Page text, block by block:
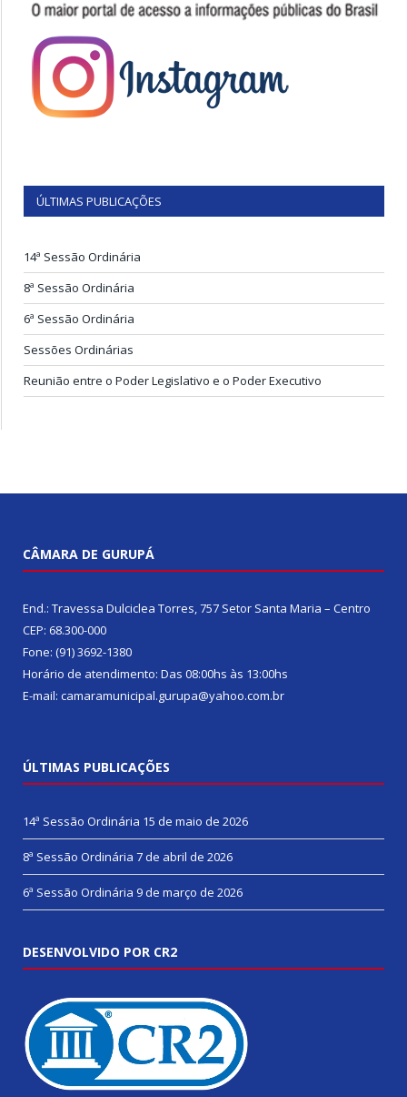
ÚLTIMAS PUBLICAÇÕES
14ª Sessão Ordinária
8ª Sessão Ordinária
6ª Sessão Ordinária
Sessões Ordinárias
Reunião entre o Poder Legislativo e o Poder Executivo
CÂMARA DE GURUPÁ
End.: Travessa Dulciclea Torres, 757 Setor Santa Maria – Centro
CEP: 68.300-000
Fone: (91) 3692-1380
Horário de atendimento: Das 08:00hs às 13:00hs
E-mail: camaramunicipal.gurupa@yahoo.com.br
ÚLTIMAS PUBLICAÇÕES
14ª Sessão Ordinária 15 de maio de 2026
8ª Sessão Ordinária 7 de abril de 2026
6ª Sessão Ordinária 9 de março de 2026
DESENVOLVIDO POR CR2